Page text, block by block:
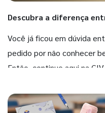
Descubra a diferença
Você já ficou em dúvida
pedido por não conhecer
Então, continue aqui na